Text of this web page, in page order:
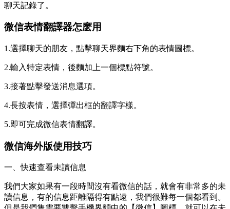
聊天記錄了。
微信表情翻譯器怎麽用
1.選擇聊天的朋友，點擊聊天界麵右下角的表情圖標。
2.輸入特定表情，後麵加上一個標點符號。
3.接著點擊發送消息選項。
4.長按表情，選擇彈出框的翻譯字樣。
5.即可完成微信表情翻譯。
微信海外版使用技巧
一、快速查看未讀信息
我們大家如果有一段時間沒有看微信的話，就會有非常多的未
讀信息，有的信息距離隔得有點遠，我們很難每一個都看到。